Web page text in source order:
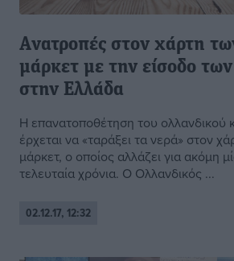
Aνατροπές στον χάρτη
μάρκετ με την είσοδο
στην Ελλάδα
Η επανατοποθέτηση του ολλανδικού
έρχεται να «ταράξει τα νερά» στον
μάρκετ, ο οποίος αλλάζει για ακόμη
τελευταία χρόνια. Ο Ολλανδικός ...
02.12.17, 12:32